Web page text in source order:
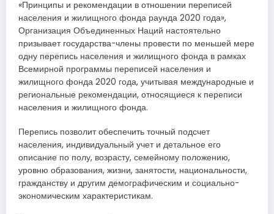
«Принципы и рекомендации в отношении переписей
населения и жилищного фонда раунда 2020 года»,
Организация Объединенных Наций настоятельно
призывает государства-члены провести по меньшей мере
одну перепись населения и жилищного фонда в рамках
Всемирной программы переписей населения и
жилищного фонда 2020 года, учитывая международные и
региональные рекомендации, относящиеся к переписи
населения и жилищного фонда.
Перепись позволит обеспечить точный подсчет
населения, индивидуальный учет и детальное его
описание по полу, возрасту, семейному положению,
уровню образования, жизни, занятости, национальности,
гражданству и другим демографическим и социально-
экономическим характеристикам.